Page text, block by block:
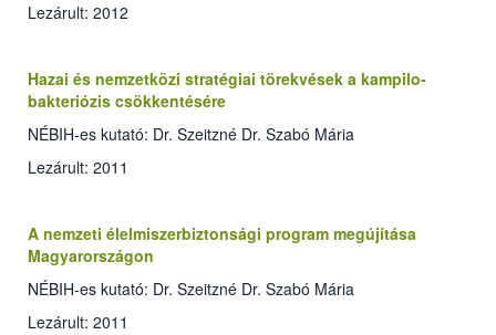
Lezárult: 2012
Hazai és nemzetközi stratégiai törekvések a kampilo­
bakteriózis csökkentésére
NÉBIH-es kutató: Dr. Szeitzné Dr. Szabó Mária
Lezárult: 2011
A nemzeti élelmiszerbiztonsági program megújítása
Magyarországon
NÉBIH-es kutató: Dr. Szeitzné Dr. Szabó Mária
Lezárult: 2011